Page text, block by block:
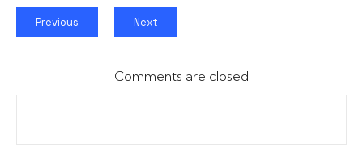
Previous Next
Comments are closed